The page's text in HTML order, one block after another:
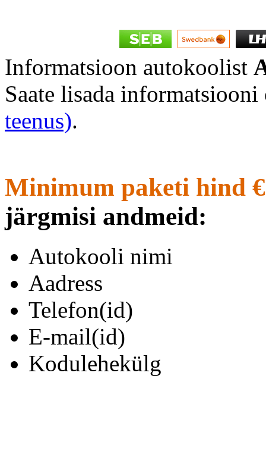
Informatsioon autokoolist
Saate lisada
teenus).
Minimum paketi hind
järgmisi andmeid:
Autokooli nimi
Aadress
Telefon(id)
E-mail(id)
Kodulehekülg